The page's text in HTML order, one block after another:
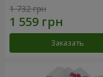
1 732 грн
Заказать